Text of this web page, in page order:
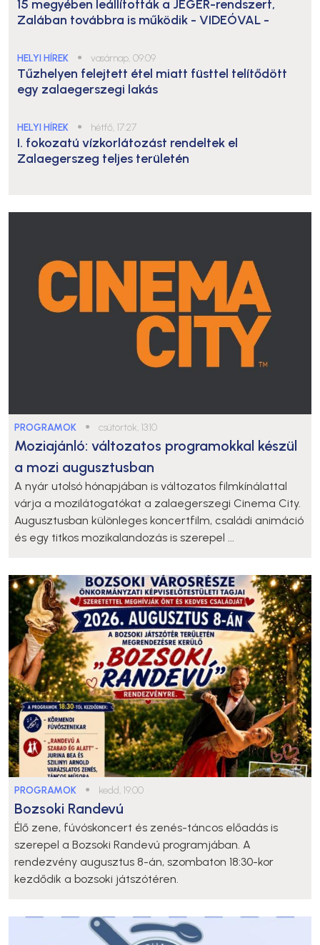
15 megyében leállították a JÉGER-rendszert,
Zalában továbbra is működik - VIDEÓVAL -
HELYI HÍREK ● vasárnap, 09:09
Tűzhelyen felejtett étel miatt füsttel telítődött
egy zalaegerszegi lakás
HELYI HÍREK ● hétfő, 17:27
I. fokozatú vízkorlátozást rendeltek el
Zalaegerszeg teljes területén
PROGRAMOK ● csütörtök, 13:10
Moziajánló: változatos programokkal készül
a mozi augusztusban
A nyár utolsó hónapjában is változatos filmkínálattal
várja a mozilátogatókat a zalaegerszegi Cinema City.
Augusztusban különleges koncertfilm, családi animáció
és egy titkos mozikalandozás is szerepel ...
PROGRAMOK ● kedd, 19:00
Bozsoki Randevú
Élő zene, fúvóskoncert és zenés-táncos előadás is
szerepel a Bozsoki Randevú programjában. A
rendezvény augusztus 8-án, szombaton 18:30-kor
kezdődik a bozsoki játszótéren.